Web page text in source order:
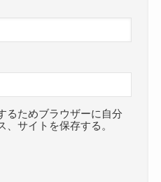
るためブラウザーに自分
、サイトを保存する。